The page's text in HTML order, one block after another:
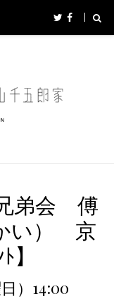
弟会 傅
い） 京
）14:00